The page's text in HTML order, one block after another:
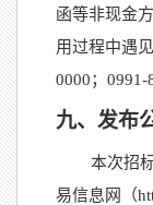
函等非现金
用过程中遇
0000； 0991-
九、发布
本次招
易信息网（